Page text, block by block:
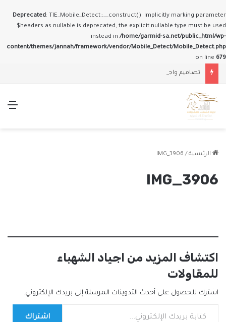
Deprecated: TIE_Mobile_Detect::__construct(): Implicitly marking parameter
$headers as nullable is deprecated, the explicit nullable type must be used
instead in/home/garmid-sa.net/public_html/wp-
content/themes/jannah/framework/vendor/Mobile_Detect/Mobile_Detect.php
on line 679
تصاميم واجهات وملاحق حديثة
الرئيسية /
IMG_3906
IMG_3906
اكتشاف المزيد من اجياد الشهباء
للمقاولات
اشترك للحصول على أحدث التدوينات المرسلة إلى بريدك الإلكتروني.
كتابة بريدك الإلكتروني...
اشتراك